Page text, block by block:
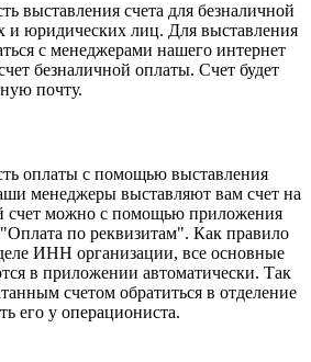
выставления счета для безналичной
и юридических лиц. Для выставления
с менеджерами нашего интернет
безналичной оплаты. Счет будет
почту.
оплаты с помощью выставления
менеджеры выставляют вам счет на
счет можно с помощью приложения
по реквизитам". Как правило
ИНН организации, все основные
в приложении автоматически. Так
счетом обратиться в отделение
его у операциониста.